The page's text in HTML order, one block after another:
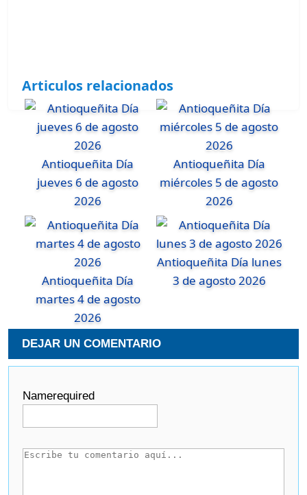
Articulos relacionados
Antioqueñita Día
jueves 6 de agosto
2026
Antioqueñita Día
miércoles 5 de agosto
2026
Antioqueñita Día
martes 4 de agosto
2026
Antioqueñita Día lunes
3 de agosto 2026
DEJAR UN COMENTARIO
Namerequired